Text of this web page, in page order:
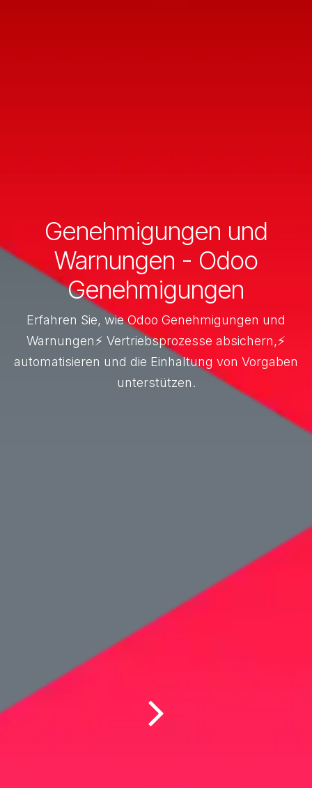
Genehmigungen und
Warnungen - Odoo
Genehmigungen
Erfahren Sie, wie Odoo Genehmigungen und
Warnungen⚡ Vertriebsprozesse absichern,⚡
automatisieren und die Einhaltung von Vorgaben
unterstützen.